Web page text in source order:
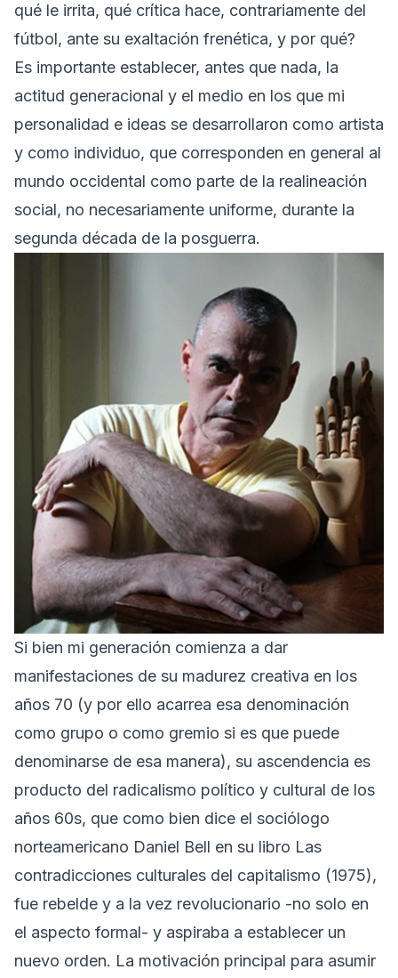
qué le irrita, qué crítica hace, contrariamente del
fútbol, ante su exaltación frenética, y por qué?
Es importante establecer, antes que nada, la
actitud generacional y el medio en los que mi
personalidad e ideas se desarrollaron como artista
y como individuo, que corresponden en general al
mundo occidental como parte de la realineación
social, no necesariamente uniforme, durante la
segunda década de la posguerra.
Si bien mi generación comienza a dar
manifestaciones de su madurez creativa en los
años 70 (y por ello acarrea esa denominación
como grupo o como gremio si es que puede
denominarse de esa manera), su ascendencia es
producto del radicalismo político y cultural de los
años 60s, que como bien dice el sociólogo
norteamericano Daniel Bell en su libro Las
contradicciones culturales del capitalismo (1975),
fue rebelde y a la vez revolucionario -no solo en
el aspecto formal- y aspiraba a establecer un
nuevo orden. La motivación principal para asumir